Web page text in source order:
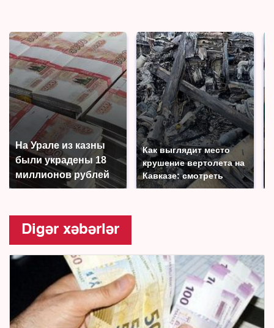
На Урале из казны
были украдены 18
миллионов рублей
Как выглядит место
крушение вертолета на
Кавказе: смотреть
Digər xəbərlər